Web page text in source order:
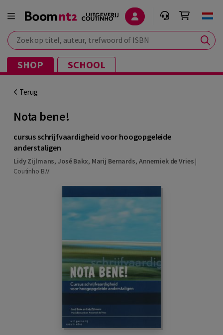
Zoek op titel, auteur, trefwoord of ISBN
SHOP SCHOOL
Terug
Nota bene!
cursus schrijfvaardigheid voor hoogopgeleide
anderstaligen
Lidy Zijlmans,José Bakx, Marij Bernards, Annemiek de Vries |
Coutinho B.V.